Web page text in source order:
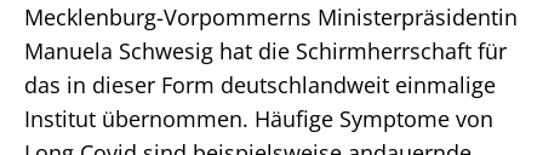
Mecklenburg-Vorpommerns Ministerpräsidentin
Manuela Schwesig hat die Schirmherrschaft für
das in dieser Form deutschlandweit einmalige
Institut übernommen. Häufige Symptome von